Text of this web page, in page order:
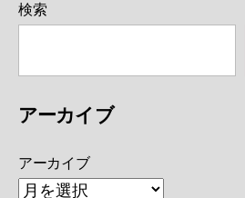
検索
アーカイブ
アーカイブ